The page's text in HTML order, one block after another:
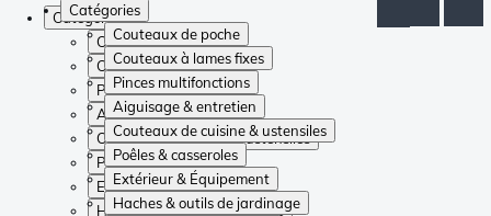
Catégories
Couteaux de poche
Couteaux à lames fixes
Pinces multifonctions
Aiguisage & entretien
Couteaux de cuisine & ustensiles
Poêles & casseroles
Extérieur & Équipement
Haches & outils de jardinage
Catégories
Couteaux de poche
Couteaux à lames fixes
Pinces multifonctions
Aiguisage & entretien
Couteaux de cuisine & ustensiles
Poêles & casseroles
Extérieur & Équipement
Haches & outils de jardinage